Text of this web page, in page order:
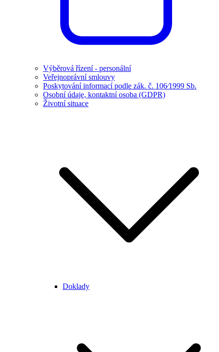
Výběrová řízení - personální
Veřejnoprávní smlouvy
Poskytování informací podle zák. č. 106⁄1999 Sb.
Osobní údaje, kontaktní osoba (GDPR)
Životní situace
Doklady